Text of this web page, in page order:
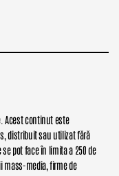
Acest continut este
distribuit sau utilizat fără
pot face în limita a 250 de
media, firme de